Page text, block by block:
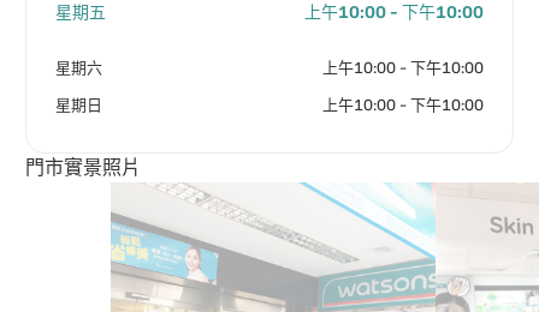
星期五 上午10:00 - 下午10:00
星期六 上午10:00 - 下午10:00
星期日 上午10:00 - 下午10:00
門市實景照片